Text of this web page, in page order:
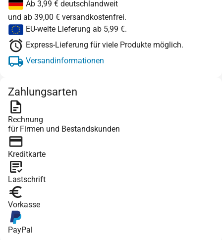
Ab 3,99 € deutschlandweit
und ab 39,00 € versandkostenfrei.
EU-weite Lieferung ab 5,99 €.
Express-Lieferung für viele Produkte möglich.
Versandinformationen
Zahlungsarten
Rechnung
für Firmen und Bestandskunden
Kreditkarte
Lastschrift
Vorkasse
PayPal